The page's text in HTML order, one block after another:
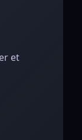
et